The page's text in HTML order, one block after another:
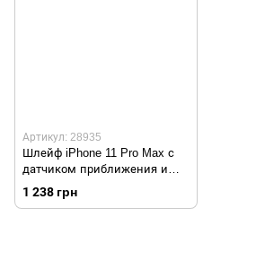
Артикул: 28935
Шлейф iPhone 11 Pro Max с
датчиком приближения и
динамиком спикера HC
1 238 грн